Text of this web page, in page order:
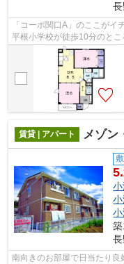
「コーポ関口A」のここが
平根小学校が徒歩10分のと
用料不要・BSなどが揃ってお
賃貸 | アパート メゾン
南向きのお部屋で日当たり